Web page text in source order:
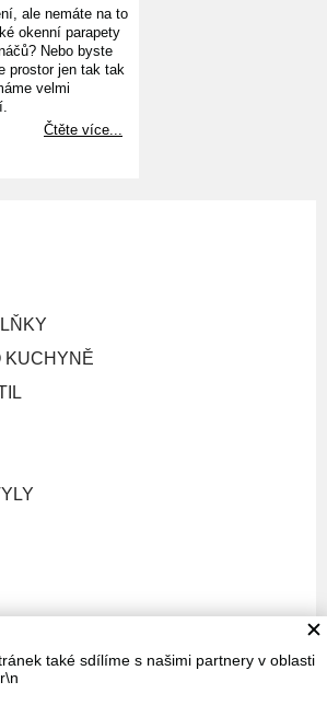
ale nemáte na to
okenní parapety
Nebo byste
prostor jen tak tak
velmi
Čtěte více...
KUCHYNĚ
také sdílíme s našimi partnery v oblasti